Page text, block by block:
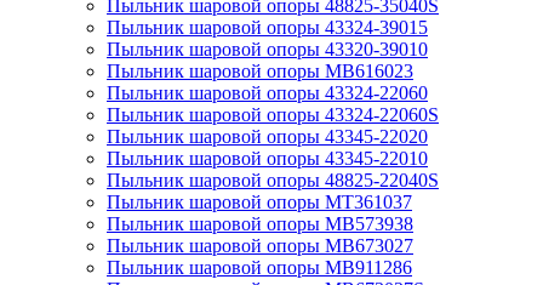
Пыльник шаровой опоры 48825-35040S
Пыльник шаровой опоры 43324-39015
Пыльник шаровой опоры 43320-39010
Пыльник шаровой опоры MB616023
Пыльник шаровой опоры 43324-22060
Пыльник шаровой опоры 43324-22060S
Пыльник шаровой опоры 43345-22020
Пыльник шаровой опоры 43345-22010
Пыльник шаровой опоры 48825-22040S
Пыльник шаровой опоры MT361037
Пыльник шаровой опоры MB573938
Пыльник шаровой опоры MB673027
Пыльник шаровой опоры MB911286